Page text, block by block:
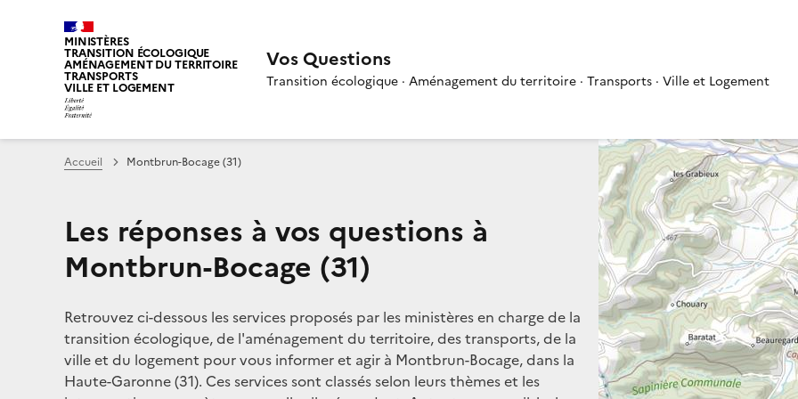
MINISTÈRES
TRANSITION ÉCOLOGIQUE
AMÉNAGEMENT DU TERRITOIRE
TRANSPORTS
VILLE ET LOGEMENT
Vos Questions
Transition écologique · Aménagement du territoire · Transports · Ville et Logement
Accueil Montbrun-Bocage (31)
Les réponses à vos questions à
Montbrun-Bocage (31)
Retrouvez ci-dessous les services proposés par les ministères en charge de la
transition écologique, de l'aménagement du territoire, des transports, de la
ville et du logement pour vous informer et agir à Montbrun-Bocage, dans la
Haute-Garonne (31). Ces services sont classés selon leurs thèmes et les